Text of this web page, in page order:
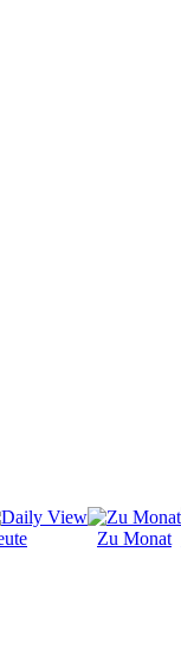
Zu Monat